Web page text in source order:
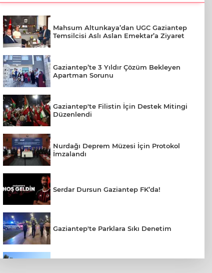
Mahsum Altunkaya’dan UGC Gaziantep
Temsilcisi Aslı Aslan Emektar’a Ziyaret
Gaziantep’te 3 Yıldır Çözüm Bekleyen
Apartman Sorunu
Gaziantep'te Filistin İçin Destek Mitingi
Düzenlendi
Nurdağı Deprem Müzesi İçin Protokol
İmzalandı
Serdar Dursun Gaziantep FK’da!
Gaziantep'te Parklara Sıkı Denetim